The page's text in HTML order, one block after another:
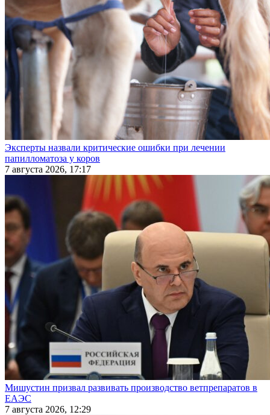
Эксперты назвали критические ошибки при лечении
папилломатоза у коров
7 августа 2026, 17:17
Мишустин призвал развивать производство ветпрепаратов в
ЕАЭС
7 августа 2026, 12:29